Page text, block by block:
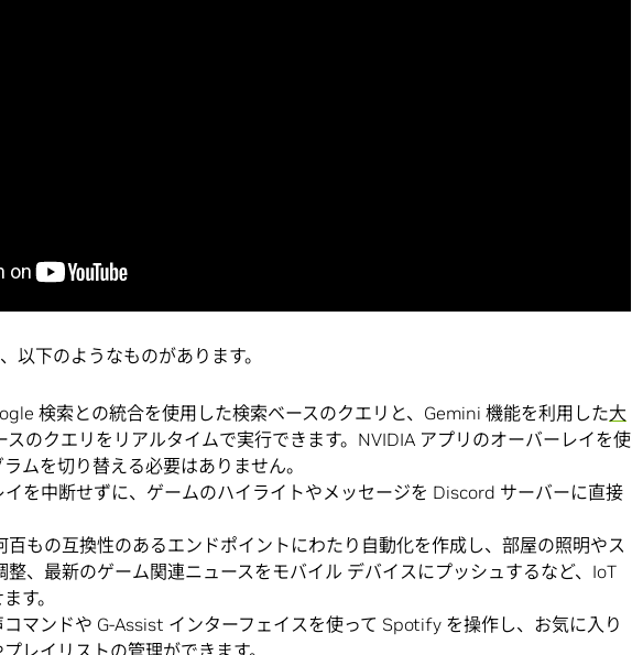
以下のようなものがあります。
検索との統合を使用した検索ベースのクエリと、Gemini 機能を利用した大
スのクエリをリアルタイムで実行できます。NVIDIA アプリのオーバーレイを使
ムを切り替える必要はありません。
イを中断せずに、ゲームのハイライトやメッセージを Discord サーバーに直接
百もの互換性のあるエンドポイントにわたり自動化を作成し、部屋の照明やス
整、最新のゲーム関連ニュースをモバイル デバイスにプッシュするなど、IoT
す。
マンドや G-Assist インターフェイスを使って Spotify を操作し、お気に入り
レイリストの管理ができます。